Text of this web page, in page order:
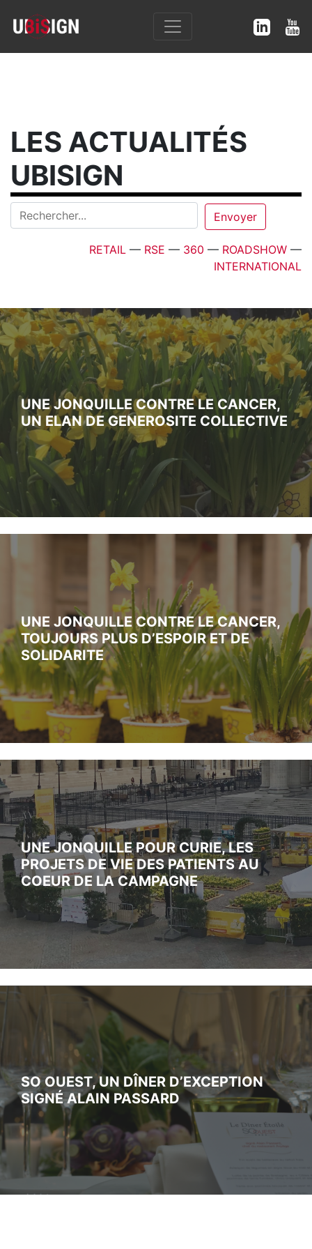
LES ACTUALITÉS
UBISIGN
RETAIL — RSE — 360 — ROADSHOW —
INTERNATIONAL
UNE JONQUILLE CONTRE LE CANCER,
UN ELAN DE GENEROSITE COLLECTIVE
UNE JONQUILLE CONTRE LE CANCER,
TOUJOURS PLUS D’ESPOIR ET DE
SOLIDARITE
UNE JONQUILLE POUR CURIE, LES
PROJETS DE VIE DES PATIENTS AU
COEUR DE LA CAMPAGNE
SO OUEST, UN DÎNER D’EXCEPTION
SIGNÉ ALAIN PASSARD